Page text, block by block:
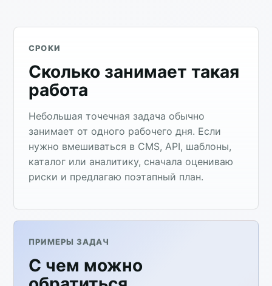
СРОКИ
Сколько занимает такая
работа
Небольшая точечная задача обычно
занимает от одного рабочего дня. Если
нужно вмешиваться в CMS, API, шаблоны,
каталог или аналитику, сначала оцениваю
риски и предлагаю поэтапный план.
ПРИМЕРЫ ЗАДАЧ
С чем можно